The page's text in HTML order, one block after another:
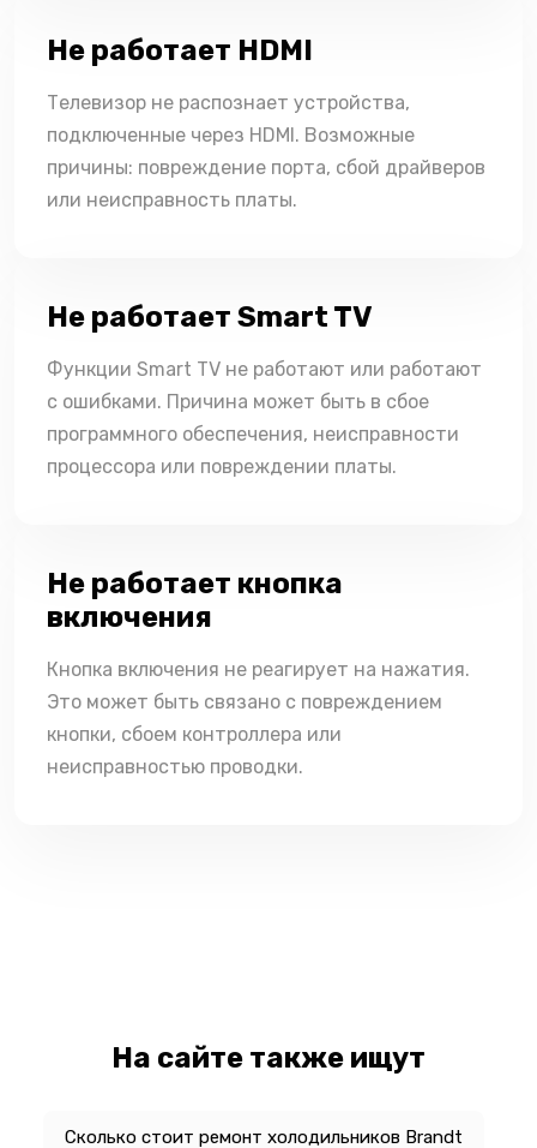
Не работает HDMI
Телевизор не распознает устройства,
подключенные через HDMI. Возможные
причины: повреждение порта, сбой драйверов
или неисправность платы.
Не работает Smart TV
Функции Smart TV не работают или работают
с ошибками. Причина может быть в сбое
программного обеспечения, неисправности
процессора или повреждении платы.
Не работает кнопка
включения
Кнопка включения не реагирует на нажатия.
Это может быть связано с повреждением
кнопки, сбоем контроллера или
неисправностью проводки.
На сайте также ищут
Сколько стоит ремонт холодильников Brandt